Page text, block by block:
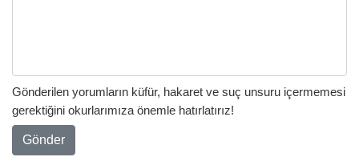
Gönderilen yorumların küfür, hakaret ve suç unsuru içermemesi
gerektiğini okurlarımıza önemle hatırlatırız!
Gönder